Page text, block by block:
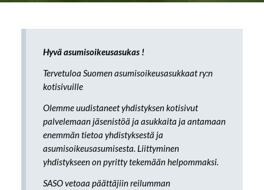
Hyvä asumisoikeusasukas !
Tervetuloa Suomen asumisoikeusasukkaat ry:n
kotisivuille
Olemme uudistaneet yhdistyksen kotisivut
palvelemaan jäsenistöä ja asukkaita ja antamaan
enemmän tietoa yhdistyksestä ja
asumisoikeusasumisesta. Liittyminen
yhdistykseen on pyritty tekemään helpommaksi.
SASO vetoaa päättäjiin reilumman